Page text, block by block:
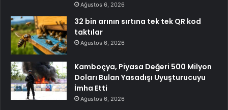
Ağustos 6, 2026
32 bin arının sırtına tek tek QR kod
taktılar
Ağustos 6, 2026
Kamboçya, Piyasa Değeri 500 Milyon
Doları Bulan Yasadışı Uyuşturucuyu
İmha Etti
Ağustos 6, 2026